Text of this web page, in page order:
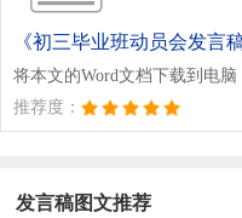
《初三毕业班动员会发言稿
将本文的Word文档下载到电
推荐度：
发言稿图文推荐